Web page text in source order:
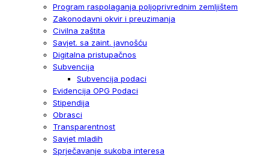
Program raspolaganja poljoprivrednim zemljištem
Zakonodavni okvir i preuzimanja
Civilna zaštita
Savjet. sa zaint. javnošću
Digitalna pristupačnos
Subvencija
Subvencija podaci
Evidencija OPG Podaci
Stipendija
Obrasci
Transparentnost
Savjet mladih
Sprječavanje sukoba interesa